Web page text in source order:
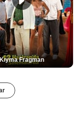
Kıyma Fragman